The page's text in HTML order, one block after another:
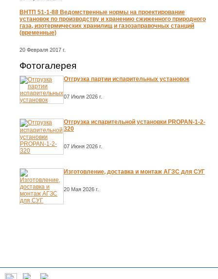
ВНТП 51-1-88 Ведомственные нормы на проектирование
установок по производству и хранению сжиженного природного
газа, изотермических хранилищ и газозаправочных станций
(временные)
20 Февраля 2017 г.
Фотогалерея
Отгрузка партии испарительных установок
07 Июля 2026 г.
Отгрузка испарительной установки PROPAN-1-2-
320
07 Июня 2026 г.
Изготовление, доставка и монтаж АГЗС для СУГ
20 Мая 2026 г.